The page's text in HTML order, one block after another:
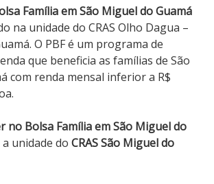
Família em São Miguel do Guamá
na unidade do CRAS Olho Dagua –
O PBF é um programa de
que beneficia as famílias de São
com renda mensal inferior a R$
no Bolsa Família em São Miguel do
unidade do CRAS São Miguel do